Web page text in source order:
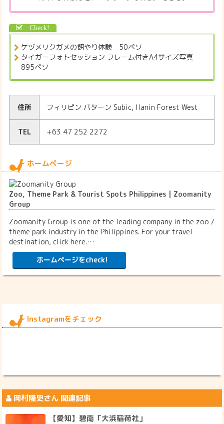
ケヅメリクガメの餌やり体験 50ペソ
タイガーフォトセッション フレーム付きA4サイズ写真
895ペソ
住所 フィリピン バターン Subic, Ilanin Forest West
TEL +63 47 252 2272
ホームページ
Zoo, Theme Park & Tourist Spots Philippines | Zoomanity
Group
Zoomanity Group is one of the leading company in the zoo /
theme park industry in the Philippines. For your travel
destination, click here.…
ホームページをcheck!
Instagramをチェック
岡村隆史さん 関連記事
【愛知】碧南「大浜稲荷社」